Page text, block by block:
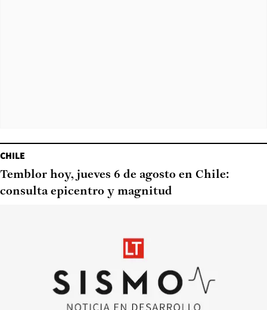
CHILE
Temblor hoy, jueves 6 de agosto en Chile:
consulta epicentro y magnitud